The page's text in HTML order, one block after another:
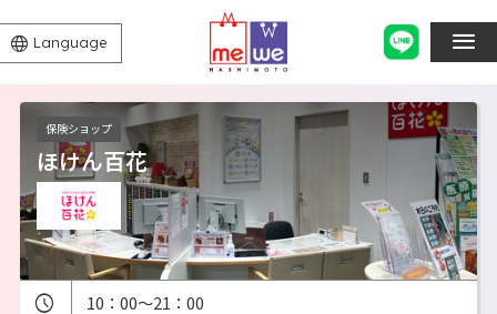
Language
保険ショップ
ほけん百花
10：00～21：00